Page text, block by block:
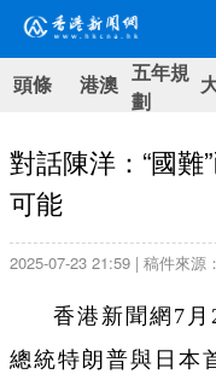
頭條 港澳 五年規
劃
對話陳洋：“國
可能
2025-07-23 21:59 | 稿件來源
香港新聞網7
總統特朗普與日本